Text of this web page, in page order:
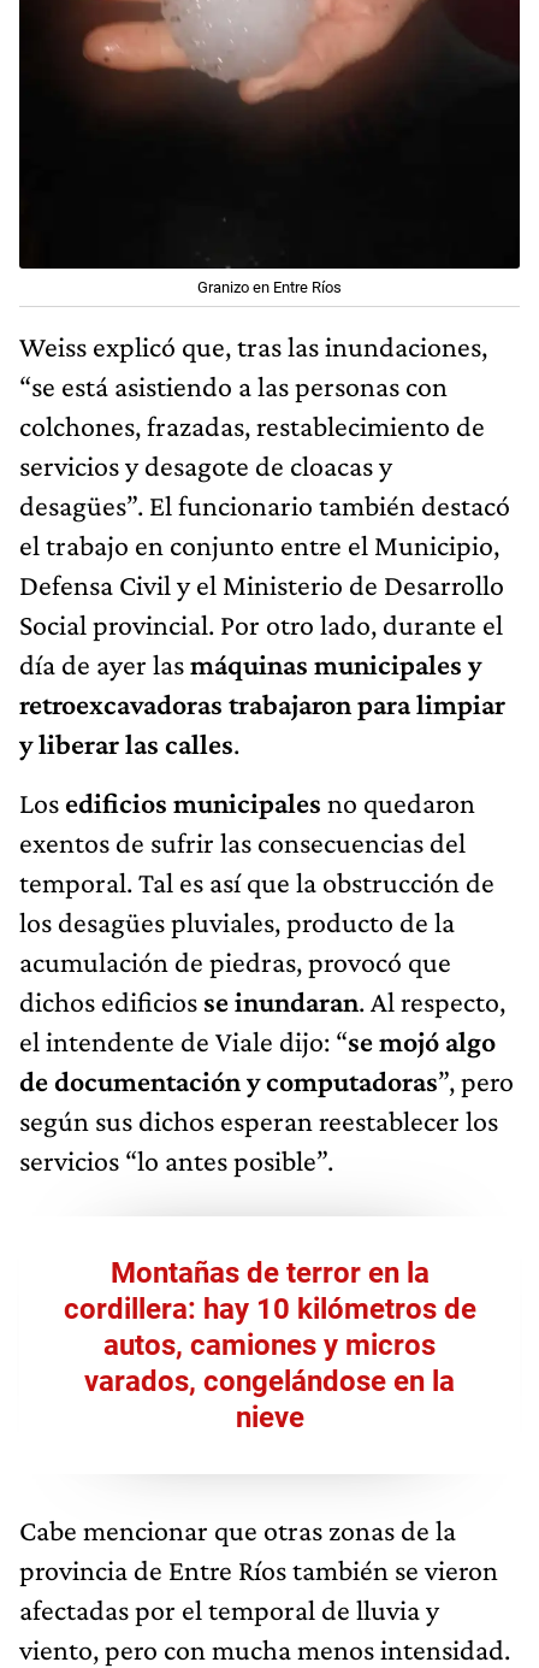
Granizo en Entre Ríos
Weiss explicó que, tras las inundaciones,
“se está asistiendo a las personas con
colchones, frazadas, restablecimiento de
servicios y desagote de cloacas y
desagües”. El funcionario también destacó
el trabajo en conjunto entre el Municipio,
Defensa Civil y el Ministerio de Desarrollo
Social provincial. Por otro lado, durante el
día de ayer lasmáquinas municipales y
retroexcavadoras trabajaron para limpiar
y liberar las calles.
Los edificios municipales no quedaron
exentos de sufrir las consecuencias del
temporal. Tal es así que la obstrucción de
los desagües pluviales, producto de la
acumulación de piedras, provocó que
dichos edificios se inundaran. Al respecto,
el intendente de Viale dijo: “se mojó algo
de documentación y computadoras”, pero
según sus dichos esperan reestablecer los
servicios “lo antes posible”.
Montañas de terror en la
cordillera: hay 10 kilómetros de
autos, camiones y micros
varados, congelándose en la
nieve
Cabe mencionar que otras zonas de la
provincia de Entre Ríos también se vieron
afectadas por el temporal de lluvia y
viento, pero con mucha menos intensidad.